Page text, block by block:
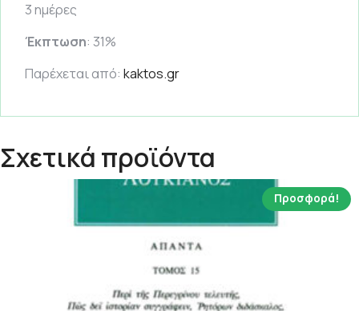
3 ημέρες
Έκπτωση: 31%
Παρέχεται από: kaktos.gr
Σχετικά προϊόντα
Προσφορά!